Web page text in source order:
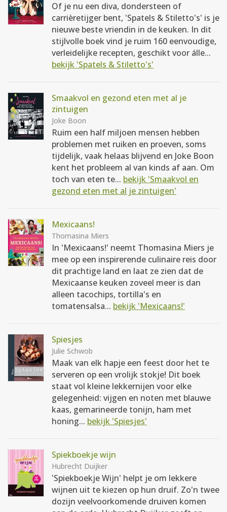
Of je nu een diva, dondersteen of
carrièretijger bent, 'Spatels & Stiletto's' is je
nieuwe beste vriendin in de keuken. In dit
stijlvolle boek vind je ruim 160 eenvoudige,
verleidelijke recepten, geschikt voor álle...
bekijk 'Spatels & Stiletto's'
Smaakvol en gezond eten met al je
zintuigen
Joke Boon
Ruim een half miljoen mensen hebben
problemen met ruiken en proeven, soms
tijdelijk, vaak helaas blijvend en Joke Boon
kent het probleem al van kinds af aan. Om
toch van eten te... bekijk 'Smaakvol en
gezond eten met al je zintuigen'
Mexicaans!
Thomasina Miers
In 'Mexicaans!' neemt Thomasina Miers je
mee op een inspirerende culinaire reis door
dit prachtige land en laat ze zien dat de
Mexicaanse keuken zoveel meer is dan
alleen tacochips, tortilla's en
tomatensalsa... bekijk 'Mexicaans!'
Spiesjes
Julie Schwob
Maak van elk hapje een feest door het te
serveren op een vrolijk stokje! Dit boek
staat vol kleine lekkernijen voor elke
gelegenheid: vijgen en noten met blauwe
kaas, gemarineerde tonijn, ham met
honing... bekijk 'Spiesjes'
Spiekboekje wijn
Hubrecht Duijker
'Spiekboekje Wijn' helpt je om lekkere
wijnen uit te kiezen op hun druif. Zo'n twee
dozijn veelvoorkomende druiven komen